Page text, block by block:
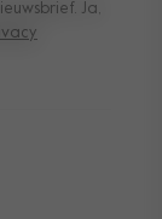
Ja, ik
Ja,